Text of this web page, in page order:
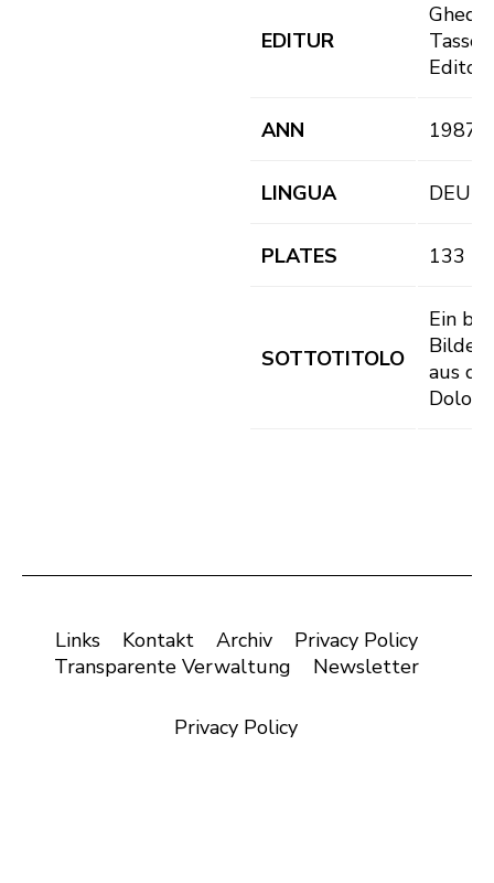
EDITUR
Editori
ANN 1987
LINGUA DEU
PLATES 133
SOTTOTITOLO
Ein
aus
Links Kontakt Archiv
Privacy Policy
Transparente Verwaltung
Newsletter
Privacy Policy